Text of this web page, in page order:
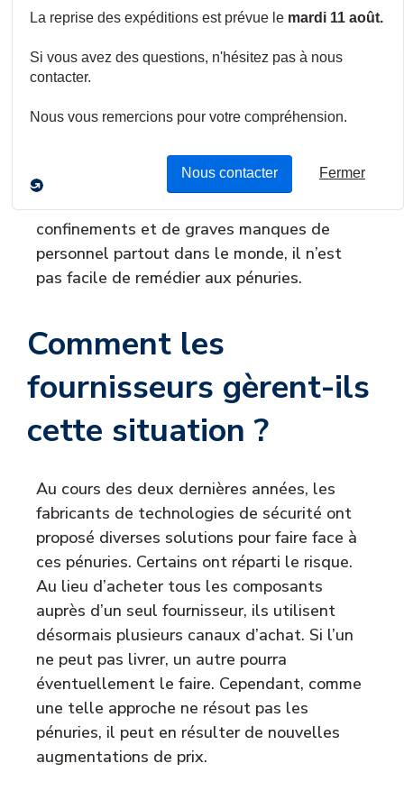
pendant la pandémie par les secteurs les
automobile. S’y sont ajoutés le Brexit, le
blocus du canal de Suez et les conteneurs
qui se trouvaient à de mauvais endroits
dans le monde, ce qui a conduit à
l’apparition d’une pénurie structurelle. Et il
ne semble pas que cette situation se
résolve de sitôt : en raison de nouveaux
confinements et de graves manques de
personnel partout dans le monde, il n’est
pas facile de remédier aux pénuries.
Comment les
fournisseurs gèrent-ils
cette situation ?
Au cours des deux dernières années, les
fabricants de technologies de sécurité ont
proposé diverses solutions pour faire face à
ces pénuries. Certains ont réparti le risque.
Au lieu d’acheter tous les composants
auprès d’un seul fournisseur, ils utilisent
désormais plusieurs canaux d’achat. Si l’un
ne peut pas livrer, un autre pourra
éventuellement le faire. Cependant, comme
une telle approche ne résout pas les
pénuries, il peut en résulter de nouvelles
augmentations de prix.